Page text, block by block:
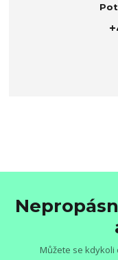
Můžete se